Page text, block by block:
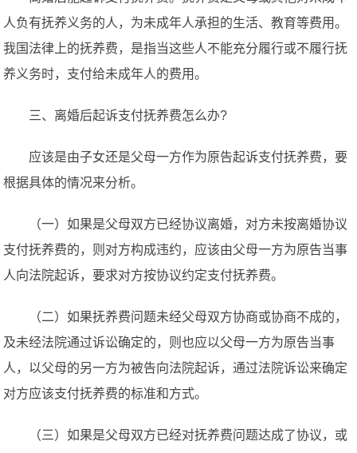
人负有抚养义务的人，为未成年人承担的生活、教育等费用。
我国法律上的抚养费，是指当这些人不能充分履行或不履行抚
养义务时，支付给未成年人的费用。
三、离婚后起诉支付抚养费怎么办?
应该是由子女还是父母一方作为原告起诉支付抚养费，要
根据具体的情况来分析。
（一）如果是父母双方已经协议离婚，对方未按离婚协议
支付抚养费的，则对方构成违约，应该由父母一方为原告当事
人向法院起诉，要求对方按协议约定支付抚养费。
（二）如果抚养费问题未经父母双方协商或协商不成的，
及未经法院通过诉讼确定的，则也应以父母一方为原告当事
人，以父母的另一方为被告向法院起诉，通过法院诉讼来确定
对方应该支付抚养费的标准和方式。
（三）如果是父母双方已经对抚养费问题达成了协议，或